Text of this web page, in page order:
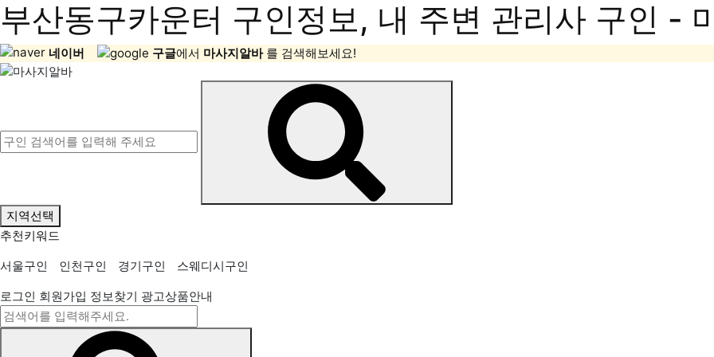
부산동구카운터 구인정보, 내 주변 관리사 구인 -
네이버 구글에서 마사지알바 를 검색해보세요!
지역선택
추천키워드
서울구인
인천구인 경기구인
스웨디시구인
로그인 회원가입 정보찾기 광고상품안내